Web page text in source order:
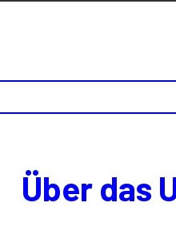
Über das